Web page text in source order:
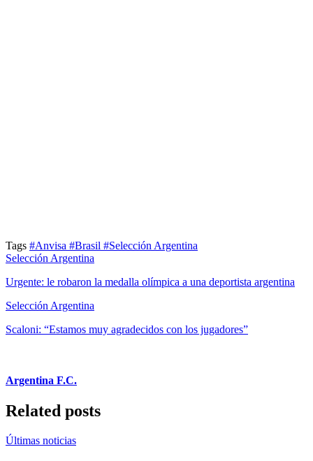
Tags #Anvisa #Brasil #Selección Argentina
Selección Argentina
Urgente: le robaron la medalla olímpica a una deportista argentina
Selección Argentina
Scaloni: “Estamos muy agradecidos con los jugadores”
Argentina F.C.
Related posts
Últimas noticias